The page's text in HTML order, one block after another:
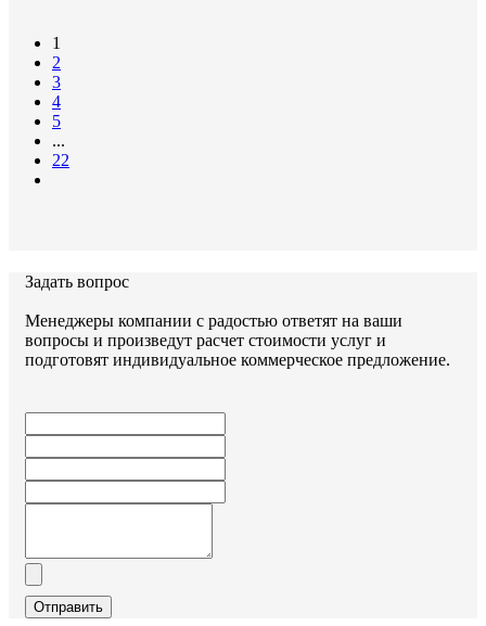
Документы:
1
2
3
4
5
...
22
Задать вопрос
Менеджеры компании с радостью ответят на ваши
вопросы и произведут расчет стоимости услуг и
подготовят индивидуальное коммерческое предложение.
Отправить